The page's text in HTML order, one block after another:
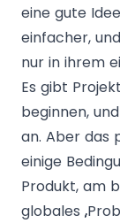
eine gute
einfacher,
nur in ihrem
Es gibt
beginnen,
an. Aber das
einige
Produkt, am
globales